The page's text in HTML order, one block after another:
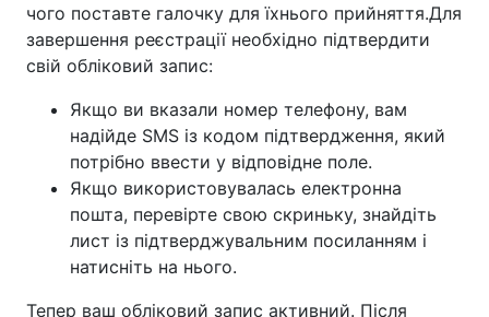
чого поставте галочку для їхнього прийняття.Для
завершення реєстрації необхідно підтвердити
свій обліковий запис:
Якщо ви вказали номер телефону, вам
надійде SMS із кодом підтвердження, який
потрібно ввести у відповідне поле.
Якщо використовувалась електронна
пошта, перевірте свою скриньку, знайдіть
лист із підтверджувальним посиланням і
натисніть на нього.
Тепер ваш обліковий запис активний. Після